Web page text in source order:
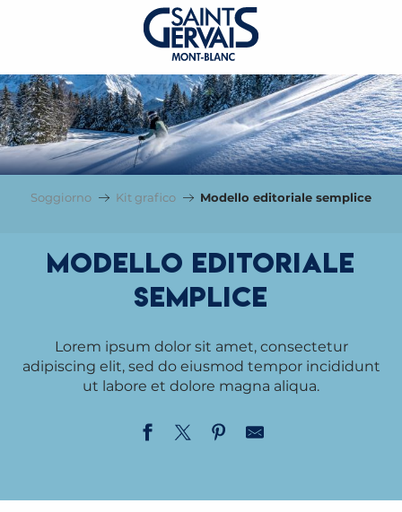
Soggiorno Kit grafico Modello editoriale semplice
Modello editoriale
semplice
Lorem ipsum dolor sit amet, consectetur
adipiscing elit, sed do eiusmod tempor incididunt
ut labore et dolore magna aliqua.